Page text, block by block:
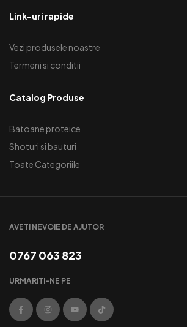
Link-uri rapide
Vezi produsele noastre
Termeni si conditii
Catalog Produse
Batoane proteice
Shoturi si bauturi
Toate Categoriile
AVETI NEVOIE DE AJUTOR
0767 063 823
URMARITI-NE PE